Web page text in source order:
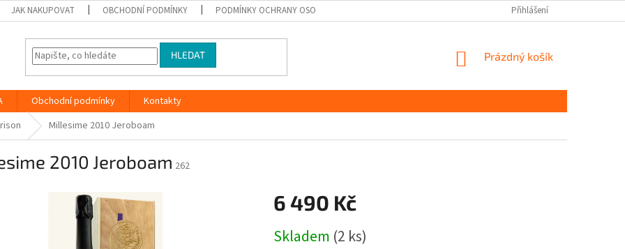
JAK NAKUPOVAT OBCHODNÍ PODMÍNKY PODMÍNKY OCHRANY OSOBNÍCH ÚDAJŮ Přihlášení
HLEDAT
NÁKUPNÍ
Prázdný košík
Obchodní podmínky
Kontakty
Millesime 2010 Jeroboam
2010 Jeroboam 262
6 490 Kč
cena:
Skladem (2 ks)